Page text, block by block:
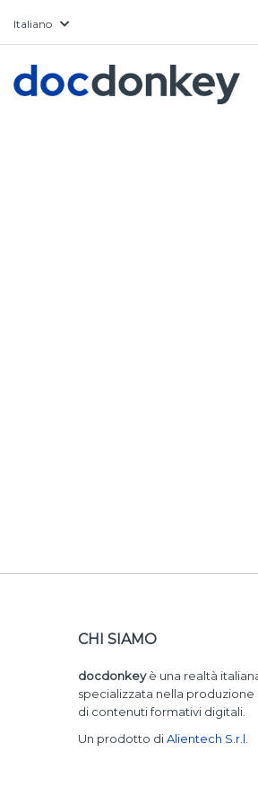
Italiano
CHI SIAMO
docdonkeyè una realtà
specializzata nella produzione
di contenuti formativi digitali.
Un prodotto diAlientech S.r.l.